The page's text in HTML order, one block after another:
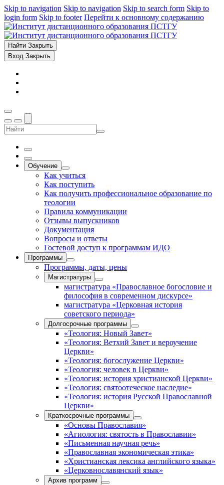
Skip to navigation Skip to navigation Skip to search form Skip to
login form Skip to footer Перейти к основному содержанию
Найти Закрыть
Вход Закрыть
Обучение
Как учиться
Как поступить
Как получить профессиональное образование по
теологии
Правила коммуникации
Отзывы выпускников
Документация
Вопросы и ответы
Гостевой доступ к программам ИДО
Программы
Программы, даты, цены
Магистратуры
магистратура «Православное богословие и
философия в современном дискурсе»
магистратура «Церковная история
советского периода»
Долгосрочные программы
«Теология: Новый Завет»
«Теология: Ветхий Завет и вероучение
Церкви»
«Теология: богослужение Церкви»
«Теология: человек в Церкви»
«Теология: история христианской Церкви»
«Теология: святоотеческое наследие»
«Теология: история Русской Православной
Церкви»
Краткосрочные программы
«Основы Православия»
«Агиология: святость в Православии»
«Письменная научная речь»
«Православная экономическая этика»
«Христианская лексика английского языка»
«Церковнославянский язык»
Архив программ